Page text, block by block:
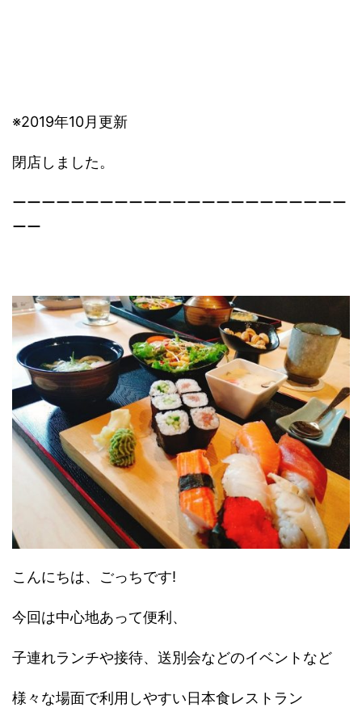
※2019年10月更新
閉店しました。
ーーーーーーーーーーーーーーーーーーーーーーー
ーー
こんにちは、ごっちです!
今回は中心地あって便利、
子連れランチや接待、送別会などのイベントなど
様々な場面で利用しやすい日本食レストラン